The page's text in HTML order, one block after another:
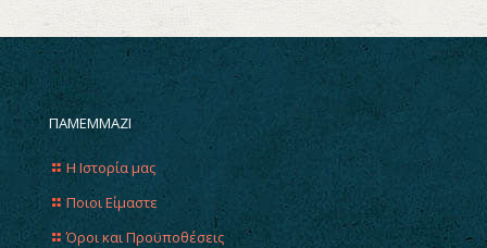
ΠΑΜΕΜΜΑΖΙ
Η Ιστορία μας
Ποιοι Είμαστε
Όροι και Προϋποθέσεις